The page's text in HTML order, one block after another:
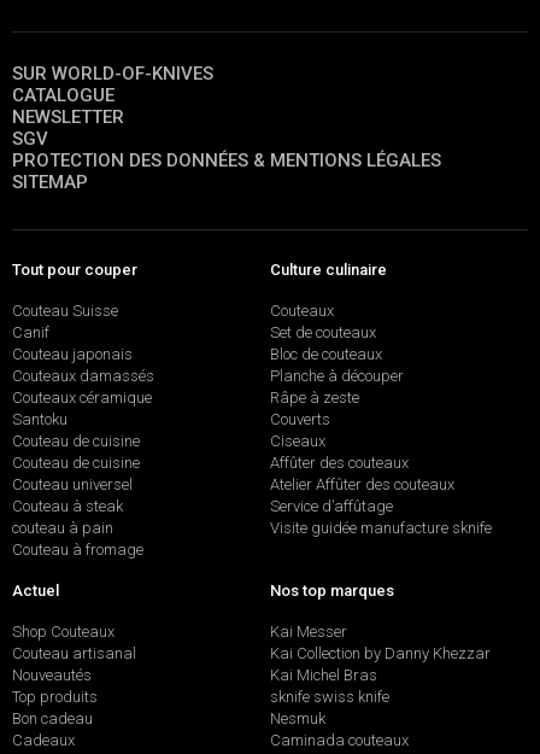
SUR WORLD-OF-KNIVES
CATALOGUE
NEWSLETTER
SGV
PROTECTION DES DONNÉES & MENTIONS LÉGALES
SITEMAP
Tout pour couper
Couteau Suisse
Canif
Couteau japonais
Couteaux damassés
Couteaux céramique
Santoku
Couteau de cuisine
Couteau de cuisine
Couteau universel
Couteau à steak
couteau à pain
Couteau à fromage
Culture culinaire
Couteaux
Set de couteaux
Bloc de couteaux
Planche à découper
Râpe à zeste
Couverts
Ciseaux
Affûter des couteaux
Atelier Affûter des couteaux
Service d’affûtage
Visite guidée manufacture sknife
Actuel
Shop Couteaux
Couteau artisanal
Nouveautés
Top produits
Bon cadeau
Cadeaux
Nos top marques
Kai Messer
Kai Collection by Danny Khezzar
Kai Michel Bras
sknife swiss knife
Nesmuk
Caminada couteaux